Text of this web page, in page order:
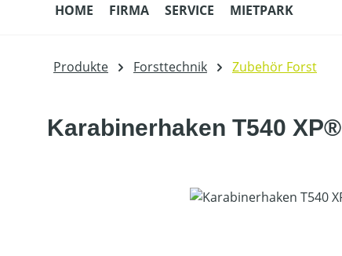
HOME FIRMA SERVICE MIETPARK
Produkte Forsttechnik Zubehör Forst
Karabinerhaken T540 XP®
Bildergalerie überspringen